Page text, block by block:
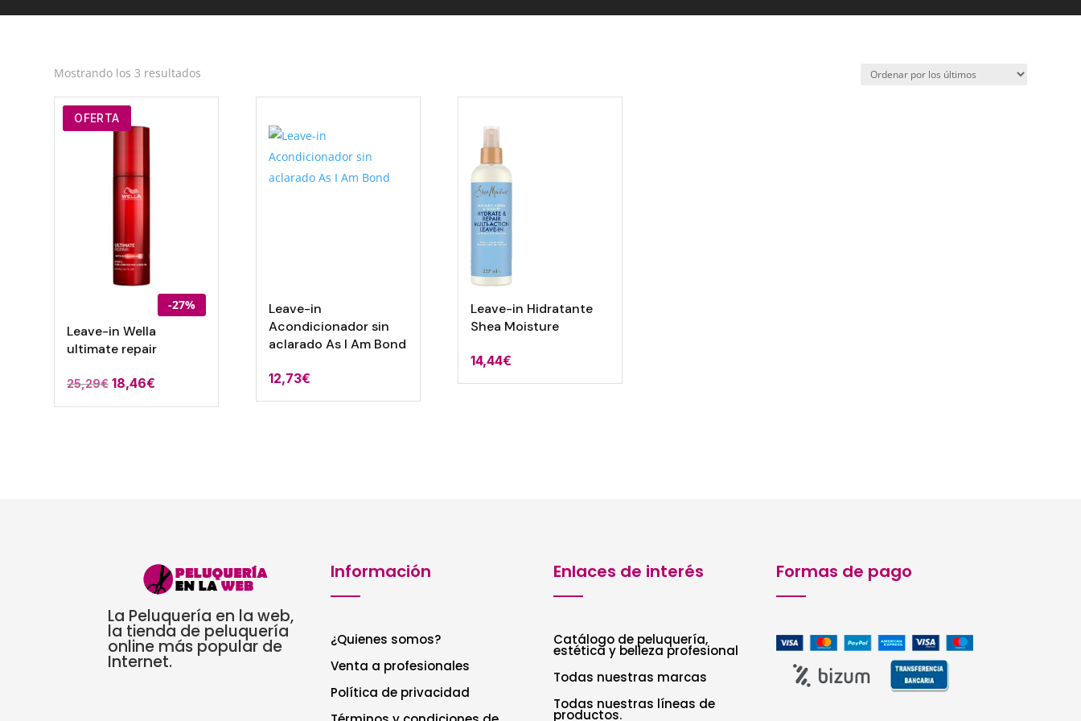
Mostrando los 3 resultados
OFERTA
-27%
Leave-in Wella
ultimate repair
25,29€ El
precio
18,46€
precio
Leave-in
Acondicionador sin
aclarado As I Am Bond
12,73€
Leave-in Hidratante
Shea Moisture
14,44€
La Peluquería en la web,
la tienda de peluquería
online más popular de
Internet.
Información
¿Quienes somos?
Venta a profesionales
Política de privacidad
Enlaces de interés
Catálogo de peluquería,
estética y belleza profesional
Todas nuestras marcas
Todas nuestras líneas de
productos.
Formas de pago